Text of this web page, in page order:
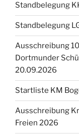
Standbelegung
Standbelegung
Ausschreibung
Dortmunder
20.09.2026
Startliste KM
Ausschreibung
Freien 2026